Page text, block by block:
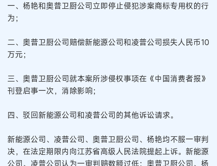
一、杨艳和奥普卫厨公司立即停止侵犯涉案商标专用权的行
为；
二、奥普卫厨公司赔偿新能源公司和凌普公司损失人民币10
万元；
三、奥普卫厨公司就本案所涉侵权事项在《中国消费者报》
刊登启事一次，消除影响；
四、驳回新能源公司和凌普公司的其他诉讼请求。
新能源公司、凌普公司、奥普卫厨公司、杨艳均不服一审判
决，在法定期限内向江苏省高级人民法院提起上诉。新能源
公司、凌普公司认为一审判赔数额过低；奥普卫厨公司、杨